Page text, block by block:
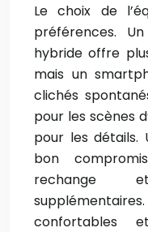
Le choix de
préférences.
hybride offre
mais un
clichés
pour les scènes
pour les détails.
bon
rechange
confortables